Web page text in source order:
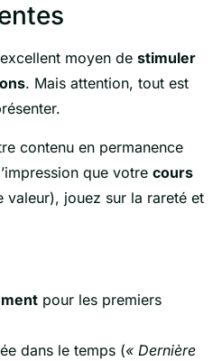
moyen de stimuler
. Mais attention, tout est
contenu en permanence
que votre cours
valeur), jouez sur la rareté et
pour les premiers
dans le temps (« Dernière